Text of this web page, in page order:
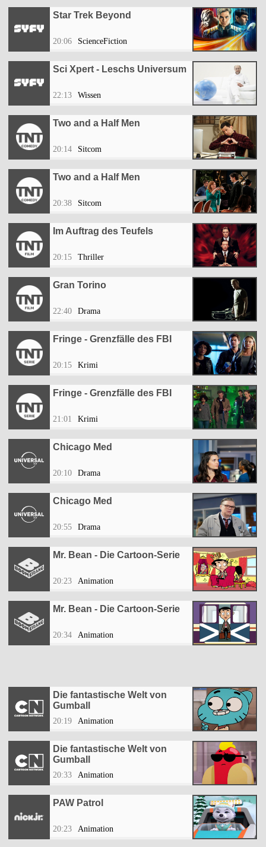
Star Trek Beyond
20:06 ScienceFiction
Sci Xpert - Leschs Universum
22:13 Wissen
Two and a Half Men
20:14 Sitcom
Two and a Half Men
20:38 Sitcom
Im Auftrag des Teufels
20:15 Thriller
Gran Torino
22:40 Drama
Fringe - Grenzfälle des FBI
20:15 Krimi
Fringe - Grenzfälle des FBI
21:01 Krimi
Chicago Med
20:10 Drama
Chicago Med
20:55 Drama
Mr. Bean - Die Cartoon-Serie
20:23 Animation
Mr. Bean - Die Cartoon-Serie
20:34 Animation
Die fantastische Welt von
Gumball
20:19 Animation
Die fantastische Welt von
Gumball
20:33 Animation
PAW Patrol
20:23 Animation